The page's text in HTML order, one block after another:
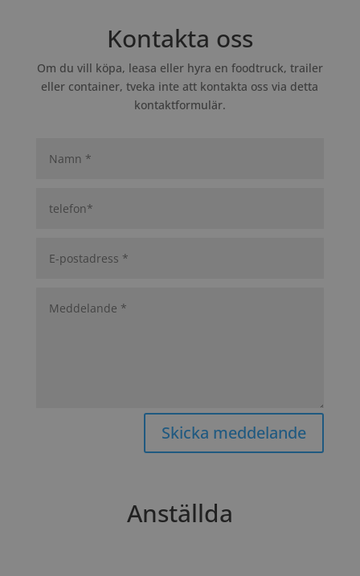
Kontakta oss
Om du vill köpa, leasa eller hyra en foodtruck, trailer
eller container, tveka inte att kontakta oss via detta
kontaktformulär.
Skicka meddelande
Anställda